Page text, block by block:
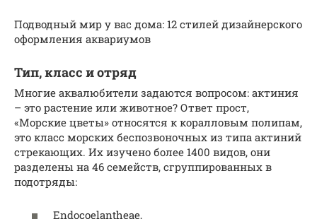
Подводный мир у вас дома: 12 стилей дизайнерского
оформления аквариумов
Тип, класс и отряд
Многие аквалюбители задаются вопросом: актиния
– это растение или животное? Ответ прост,
«Морские цветы» относятся к коралловым полипам,
это класс морских беспозвоночных из типа актиний
стрекающих. Их изучено более 1400 видов, они
разделены на 46 семейств, сгруппированных в
подотряды:
Endocoelantheae,